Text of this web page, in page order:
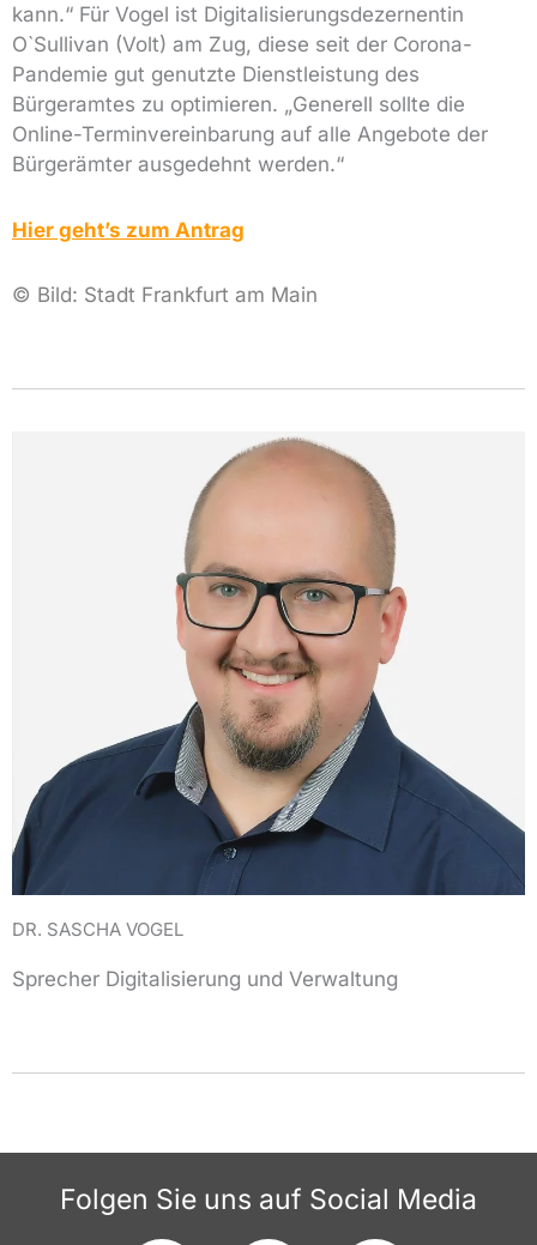
kann.“ Für Vogel ist Digitalisierungsdezernentin
O`Sullivan (Volt) am Zug, diese seit der Corona-
Pandemie gut genutzte Dienstleistung des
Bürgeramtes zu optimieren. „Generell sollte die
Online-Terminvereinbarung auf alle Angebote der
Bürgerämter ausgedehnt werden.“
Hier geht’s zum Antrag
© Bild: Stadt Frankfurt am Main
DR. SASCHA VOGEL
Sprecher Digitalisierung und Verwaltung
Folgen Sie uns auf Social Media